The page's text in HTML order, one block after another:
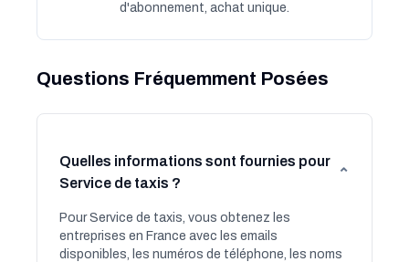
d'abonnement, achat unique.
Questions Fréquemment Posées
Quelles informations sont fournies pour
Service de taxis ?
⌄
Pour Service de taxis, vous obtenez les
entreprises en France avec les emails
disponibles, les numéros de téléphone, les noms